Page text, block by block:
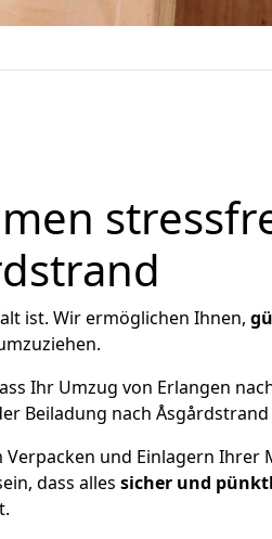
ist. Wir ermöglichen Ihnen,
Ihr Umzug von Erlangen
Beiladung nach
Verpacken und Einlagern
dass alles sicher und